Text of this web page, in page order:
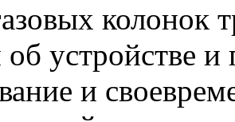
колонок
устройстве
и